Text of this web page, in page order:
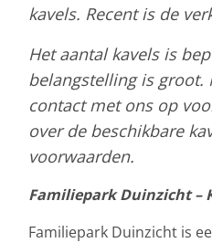
kavels. Recent is de
Het aantal kavels is
belangstelling is
contact met ons op
over de beschikbare
voorwaarden.
Familiepark Duinzicht –
Familiepark Duinzicht is